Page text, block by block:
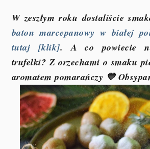
W zeszłym roku dostaliście
baton marcepanowy w białej
tutaj [klik]. A co powiecie
trufelki? Z orzechami o smaku
aromatem pomarańczy 💙